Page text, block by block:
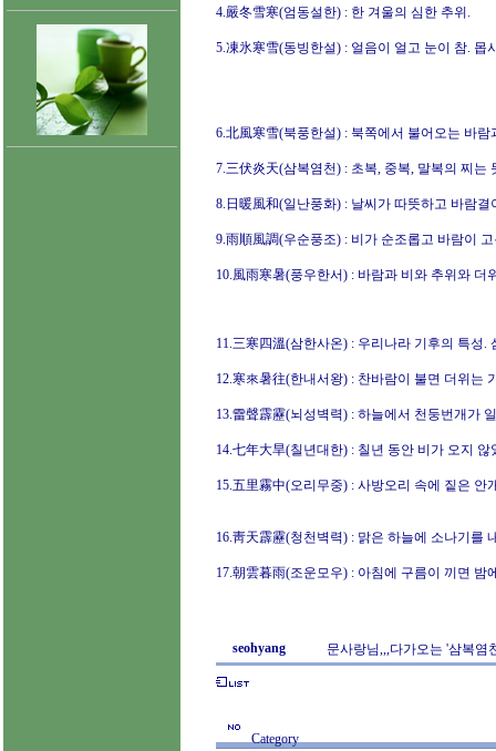
4.嚴冬雪寒(엄동설한) : 한 겨울의 심한 추위.
5.凍氷寒雪(동빙한설) : 얼음이 얼고 눈이 참. 몹
6.北風寒雪(북풍한설) : 북쪽에서 불어오는 바람
7.三伏炎天(삼복염천) : 초복, 중복, 말복의 찌는
8.日暖風和(일난풍화) : 날씨가 따뜻하고 바람결
9.雨順風調(우순풍조) : 비가 순조롭고 바람이
10.風雨寒暑(풍우한서) : 바람과 비와 추위와 더
11.三寒四溫(삼한사온) : 우리나라 기후의 특성.
12.寒來暑往(한내서왕) : 찬바람이 불면 더위는
13.雷聲霹靂(뇌성벽력) : 하늘에서 천둥번개가
14.七年大旱(칠년대한) : 칠년 동안 비가 오지 않
15.五里霧中(오리무중) : 사방오리 속에 짙은 안
16.靑天霹靂(청천벽력) : 맑은 하늘에 소나기를
17.朝雲暮雨(조운모우) : 아침에 구름이 끼면 밤
seohyang 문사랑님,,,다가오는 '삼복염
Category